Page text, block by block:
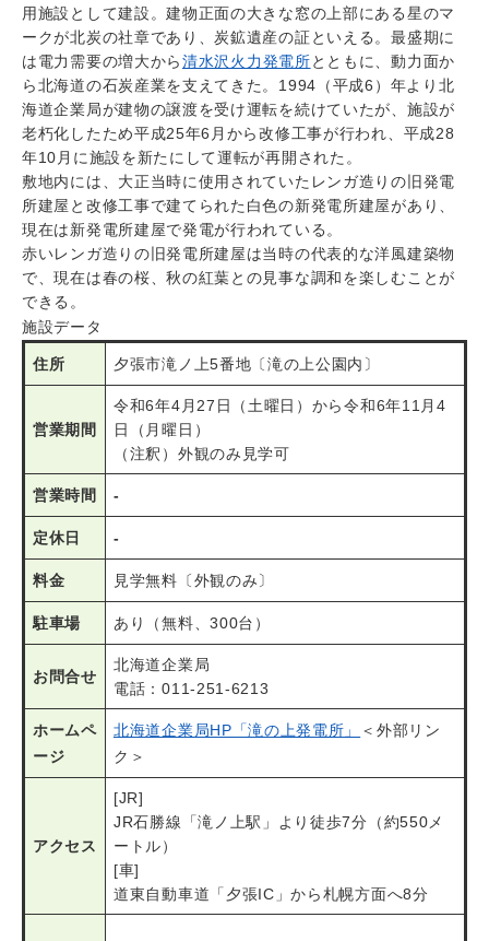
用施設として建設。建物正面の大きな窓の上部にある星のマ
ークが北炭の社章であり、炭鉱遺産の証といえる。最盛期に
は電力需要の増大から清水沢火力発電所とともに、動力面か
ら北海道の石炭産業を支えてきた。1994（平成6）年より北
海道企業局が建物の譲渡を受け運転を続けていたが、施設が
老朽化したため平成25年6月から改修工事が行われ、平成28
年10月に施設を新たにして運転が再開された。
敷地内には、大正当時に使用されていたレンガ造りの旧発電
所建屋と改修工事で建てられた白色の新発電所建屋があり、
現在は新発電所建屋で発電が行われている。
赤いレンガ造りの旧発電所建屋は当時の代表的な洋風建築物
で、現在は春の桜、秋の紅葉との見事な調和を楽しむことが
できる。
施設データ
住所 夕張市滝ノ上5番地〔滝の上公園内〕
営業期間
令和6年4月27日（土曜日）から令和6年11月4
日（月曜日）
（注釈）外観のみ見学可
営業時間 -
定休日 -
料金 見学無料〔外観のみ〕
駐車場 あり（無料、300台）
お問合せ
北海道企業局
電話：011-251-6213
ホームペ
ージ
北海道企業局HP「滝の上発電所」
＜外部リン
ク＞
アクセス
[JR]
JR石勝線「滝ノ上駅」より徒歩7分（約550メ
ートル）
[車]
道東自動車道「夕張IC」から札幌方面へ8分